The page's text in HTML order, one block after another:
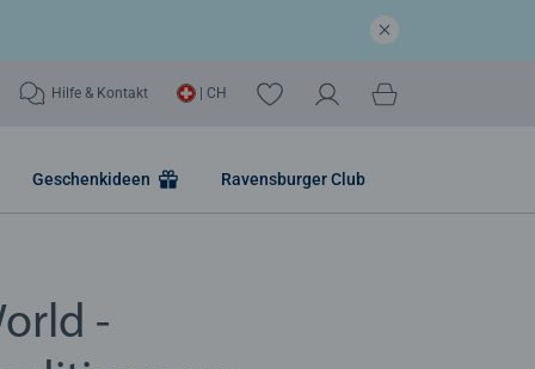
Hilfe & Kontakt | CH
Geschenkideen Ravensburger Club
-